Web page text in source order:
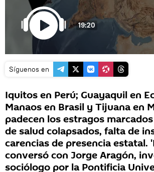
19:20
Síguenos en
Iquitos en Perú; Guayaquil en
Manaos en Brasil y Tijuana en
padecen los estragos
de salud colapsados, falta de
carencias de presencia estatal.
conversó con Jorge Aragón,
sociólogo por la Pontificia